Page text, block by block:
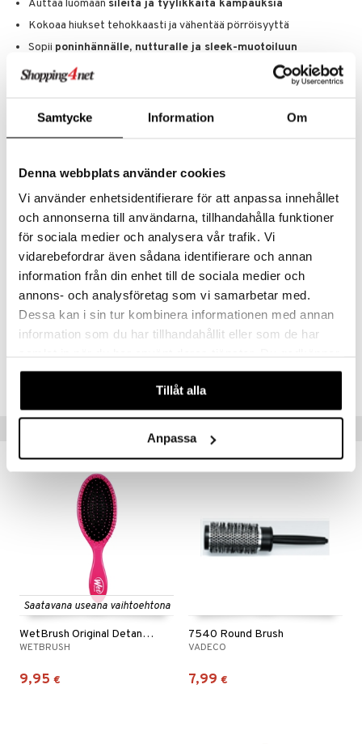
Samtycke Information Om
Denna webbplats använder cookies
Vi använder enhetsidentifierare för att anpassa innehållet
och annonserna till användarna, tillhandahålla funktioner
för sociala medier och analysera vår trafik. Vi
vidarebefordrar även sådana identifierare och annan
information från din enhet till de sociala medier och
annons- och analysföretag som vi samarbetar med.
Dessa kan i sin tur kombinera informationen med annan
information som du har tillhandahållit eller som de har
våra cookies vid fortsatt användande av vår webbplats.
Tillåt alla
Anpassa
Auttaa luomaan sileitä ja tyylikkäitä kampauksia
Kokoaa hiukset tehokkaasti ja vähentää pörröisyyttä
Sopii poninhännälle, nutturalle ja sleek-muotoiluun
95 % kierrätettyä materiaalia
Kaikille hiustyypeille
Sleek- ja ylösnostetuille kampauksille
Brushworks Slick Back Bristle Brushonvälttämätön osa
muotoilurutiiniasi, jos haluat luoda tyylikkäitä ja kestäviä kampauksia
Käyttö
Saadaksesi sileän ja tiukan kampauksen, levitä ensin hiusnaamio tai
geeliä juurille. Harjaa sitten hiukset taaksepäin hiusrajasta siihen
suuntaan, mihin haluat niiden asettuvan. Jatka epätasaisuuksien ja
pienten hiusten siloittamista, kunnes olet tyytyväinen, ja kiinnitä
hiuslenkillä.
Saatavana useana vaihtoehtona
WetBrush Original Detangler
WETBRUSH
9,95 €
7540 Round Brush
VADECO
7,99 €